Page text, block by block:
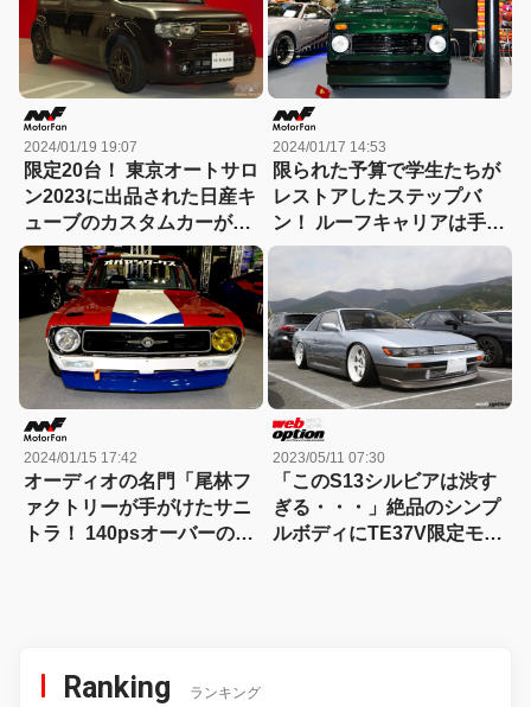
2024/01/19 19:07
限定20台！ 東京オートサロ
ン2023に出品された日産キ
ューブのカスタムカーが販
売される！ 1月22日（月）
より奈良日産で受注開始
2024/01/17 14:53
限られた予算で学生たちが
レストアしたステップバ
ン！ ルーフキャリアは手作
りしました！ 【東京オート
2024/01/15 17:42
オーディオの名門「尾林フ
ァクトリーが手がけたサニ
トラ！ 140psオーバーの
2023/05/11 07:30
「このS13シルビアは渋す
ぎる・・・」絶品のシンプ
ルボディにTE37V限定モデ
Ranking ランキング